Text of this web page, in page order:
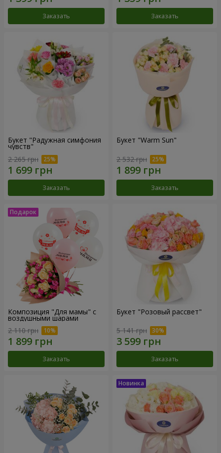
Заказать Заказать
Букет "Радужная симфония
чувств"
2 265 грн
Заказать
Букет "Warm Sun"
2 532 грн
Заказать
Композиция "Для мамы" с
воздушными шарами
2 110 грн
Заказать
Букет "Розовый рассвет"
5 141 грн
Заказать